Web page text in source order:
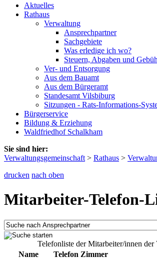
Aktuelles
Rathaus
Verwaltung
Ansprechpartner
Sachgebiete
Was erledige ich wo?
Steuern, Abgaben und
Ver- und Entsorgung
Aus dem Bauamt
Aus dem Bürgeramt
Standesamt Vilsbiburg
Sitzungen - Rats-Informations-
Bürgerservice
Bildung & Erziehung
Waldfriedhof Schalkham
Sie sind hier:
Verwaltungsgemeinschaft > Rathaus >
drucken nach oben
Mitarbeiter-Telefon-
Telefonliste der Mitarbeiter/innen der
Name
Telefon Zimmer